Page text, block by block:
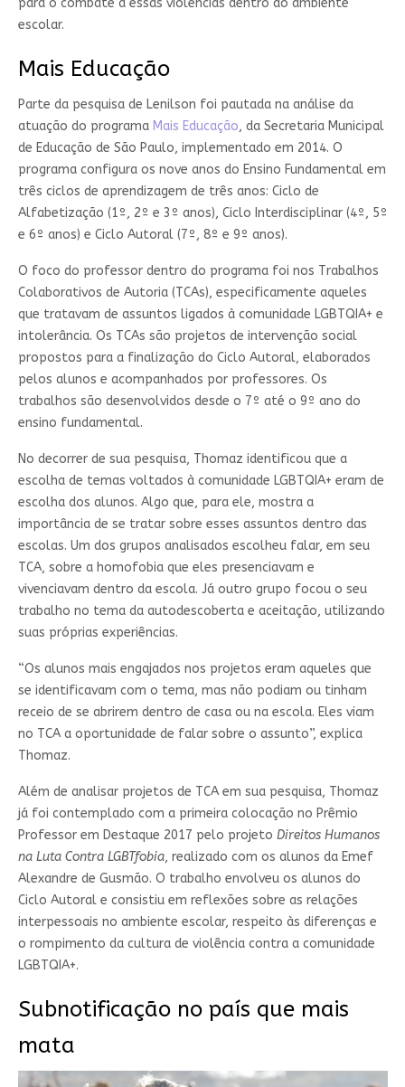
escolar.
Mais Educação
Parte da pesquisa de Lenilson foi pautada na análise da
atuação do programa Mais Educação, da Secretaria Municipal
de Educação de São Paulo, implementado em 2014. O
programa configura os nove anos do Ensino Fundamental em
três ciclos de aprendizagem de três anos: Ciclo de
Alfabetização (1º, 2º e 3º anos), Ciclo Interdisciplinar (4º, 5º
e 6º anos) e Ciclo Autoral (7º, 8º e 9º anos).
O foco do professor dentro do programa foi nos Trabalhos
Colaborativos de Autoria (TCAs), especificamente aqueles
que tratavam de assuntos ligados à comunidade LGBTQIA+ e
intolerância. Os TCAs são projetos de intervenção social
propostos para a finalização do Ciclo Autoral, elaborados
pelos alunos e acompanhados por professores. Os
trabalhos são desenvolvidos desde o 7º até o 9º ano do
ensino fundamental.
No decorrer de sua pesquisa, Thomaz identificou que a
escolha de temas voltados à comunidade LGBTQIA+ eram de
escolha dos alunos. Algo que, para ele, mostra a
importância de se tratar sobre esses assuntos dentro das
escolas. Um dos grupos analisados escolheu falar, em seu
TCA, sobre a homofobia que eles presenciavam e
vivenciavam dentro da escola. Já outro grupo focou o seu
trabalho no tema da autodescoberta e aceitação, utilizando
suas próprias experiências.
“Os alunos mais engajados nos projetos eram aqueles que
se identificavam com o tema, mas não podiam ou tinham
receio de se abrirem dentro de casa ou na escola. Eles viam
no TCA a oportunidade de falar sobre o assunto”, explica
Thomaz.
Além de analisar projetos de TCA em sua pesquisa, Thomaz
já foi contemplado com a primeira colocação no Prêmio
Professor em Destaque 2017 pelo projeto Direitos Humanos
na Luta Contra LGBTfobia, realizado com os alunos da Emef
Alexandre de Gusmão. O trabalho envolveu os alunos do
Ciclo Autoral e consistiu em reflexões sobre as relações
interpessoais no ambiente escolar, respeito às diferenças e
o rompimento da cultura de violência contra a comunidade
LGBTQIA+.
Subnotificação no país que mais
mata